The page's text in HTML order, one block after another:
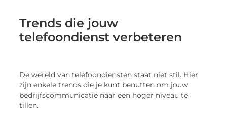
Trends die jouw
telefoondienst verbeteren
De wereld van telefoondiensten staat niet stil. Hier
zijn enkele trends die je kunt benutten om jouw
bedrijfscommunicatie naar een hoger niveau te
tillen.